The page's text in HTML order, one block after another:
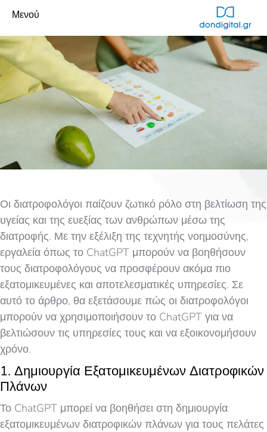
Μενού
Οι διατροφολόγοι παίζουν ζωτικό ρόλο στη βελτίωση της
υγείας και της ευεξίας των ανθρώπων μέσω της
διατροφής. Με την εξέλιξη της τεχνητής νοημοσύνης,
εργαλεία όπως το ChatGPT μπορούν να βοηθήσουν
τους διατροφολόγους να προσφέρουν ακόμα πιο
εξατομικευμένες και αποτελεσματικές υπηρεσίες. Σε
αυτό το άρθρο, θα εξετάσουμε πώς οι διατροφολόγοι
μπορούν να χρησιμοποιήσουν το ChatGPT για να
βελτιώσουν τις υπηρεσίες τους και να εξοικονομήσουν
χρόνο.
1. Δημιουργία Εξατομικευμένων Διατροφικών
Πλάνων
Το ChatGPT μπορεί να βοηθήσει στη δημιουργία
εξατομικευμένων διατροφικών πλάνων για τους πελάτες